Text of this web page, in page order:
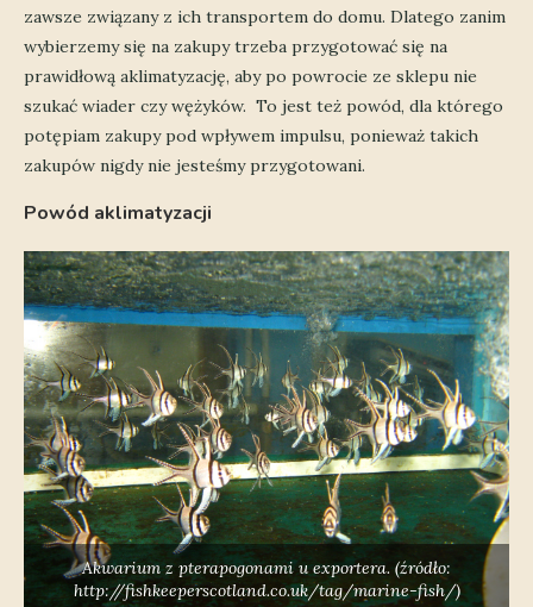
zawsze związany z ich transportem do domu. Dlatego zanim
wybierzemy się na zakupy trzeba przygotować się na
prawidłową aklimatyzację, aby po powrocie ze sklepu nie
szukać wiader czy wężyków. To jest też powód, dla którego
potępiam zakupy pod wpływem impulsu, ponieważ takich
zakupów nigdy nie jesteśmy przygotowani.
Powód aklimatyzacji
Akwarium z pterapogonami u exportera. (źródło:
http://fishkeeperscotland.co.uk/tag/marine-fish/)